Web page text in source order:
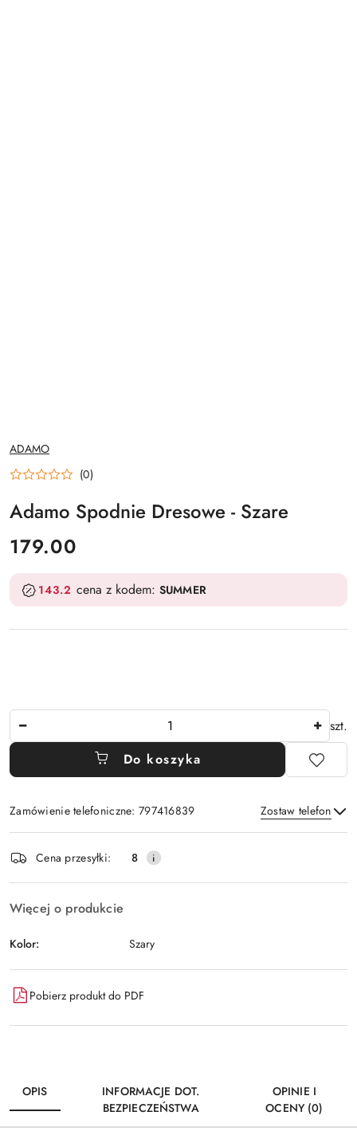
NAZWA
PRODUCENTA:
ADAMO
(0)
Adamo Spodnie Dresowe - Szare
cena:
179.00
143.2 cena z kodem: SUMMER
szt.
Do koszyka
Zamówienie telefoniczne: 797416839 Zostaw telefon
Wyślij
i
dostawa
Cena przesyłki: 8
Więcej o produkcie
Kolor: Szary
Pobierz produkt do PDF
OPIS
INFORMACJE DOT.
BEZPIECZEŃSTWA
OPINIE I
OCENY (0)